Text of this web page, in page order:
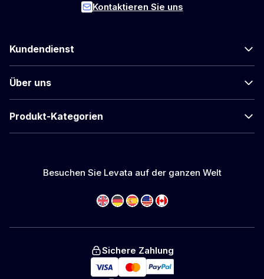
Kontaktieren Sie uns
Kundendienst
Über uns
Produkt-Kategorien
Besuchen Sie Levata auf der ganzen Welt
Sichere Zahlung